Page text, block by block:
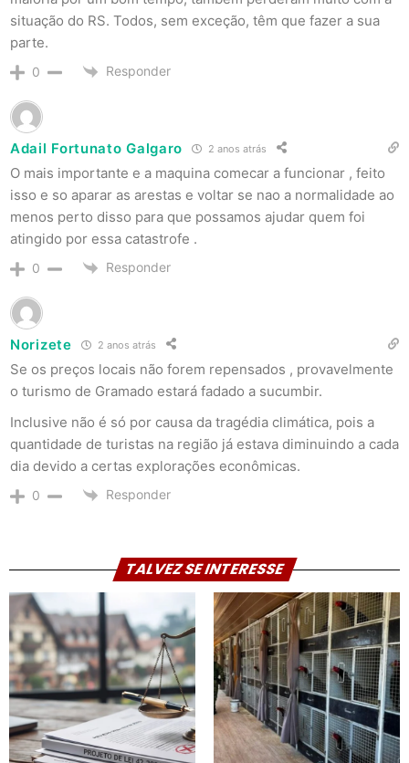
situação do RS. Todos, sem exceção, têm que fazer a sua
parte.
0 Responder
Adail Fortunato Galgaro 2 anos atrás
O mais importante e a maquina comecar a funcionar , feito
isso e so aparar as arestas e voltar se nao a normalidade ao
menos perto disso para que possamos ajudar quem foi
atingido por essa catastrofe .
0 Responder
Norizete 2 anos atrás
Se os preços locais não forem repensados , provavelmente
o turismo de Gramado estará fadado a sucumbir.
Inclusive não é só por causa da tragédia climática, pois a
quantidade de turistas na região já estava diminuindo a cada
dia devido a certas explorações econômicas.
0 Responder
TALVEZ SE INTERESSE